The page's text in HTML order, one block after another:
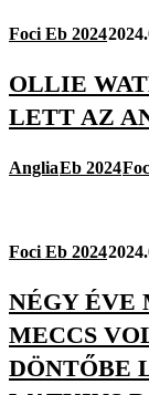
Foci Eb 2024
OLLIE
LETT AZ
AngliaEb 2024
Foci Eb 2024
NÉGY ÉVE
MECCS
DÖNTŐBE